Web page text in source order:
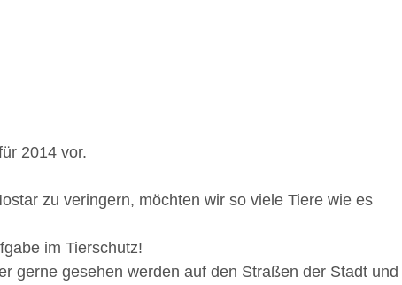
2014 vor.
zu veringern, möchten wir so viele Tiere wie es
im Tierschutz!
gerne gesehen werden auf den Straßen der Stadt und